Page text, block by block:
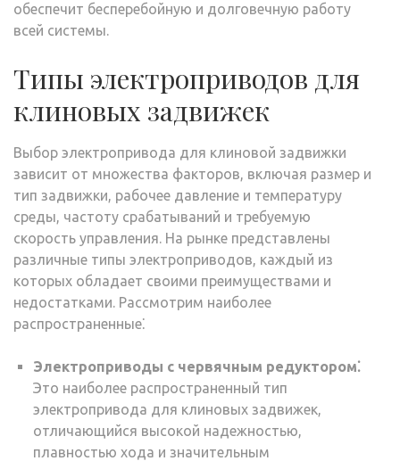
обеспечит бесперебойную и долговечную работу
всей системы.
Типы электроприводов для
клиновых задвижек
Выбор электропривода для клиновой задвижки
зависит от множества факторов, включая размер и
тип задвижки, рабочее давление и температуру
среды, частоту срабатываний и требуемую
скорость управления. На рынке представлены
различные типы электроприводов, каждый из
которых обладает своими преимуществами и
недостатками. Рассмотрим наиболее
распространенные⁚
Электроприводы с червячным редуктором⁚
Это наиболее распространенный тип
электропривода для клиновых задвижек,
отличающийся высокой надежностью,
плавностью хода и значительным